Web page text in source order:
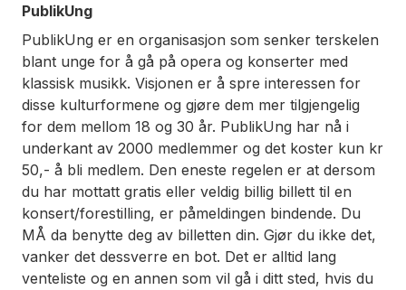
PublikUng
PublikUng er en organisasjon som senker terskelen
blant unge for å gå på opera og konserter med
klassisk musikk. Visjonen er å spre interessen for
disse kulturformene og gjøre dem mer tilgjengelig
for dem mellom 18 og 30 år. PublikUng har nå i
underkant av 2000 medlemmer og det koster kun kr
50,- å bli medlem. Den eneste regelen er at dersom
du har mottatt gratis eller veldig billig billett til en
konsert/forestilling, er påmeldingen bindende. Du
MÅ da benytte deg av billetten din. Gjør du ikke det,
vanker det dessverre en bot. Det er alltid lang
venteliste og en annen som vil gå i ditt sted, hvis du